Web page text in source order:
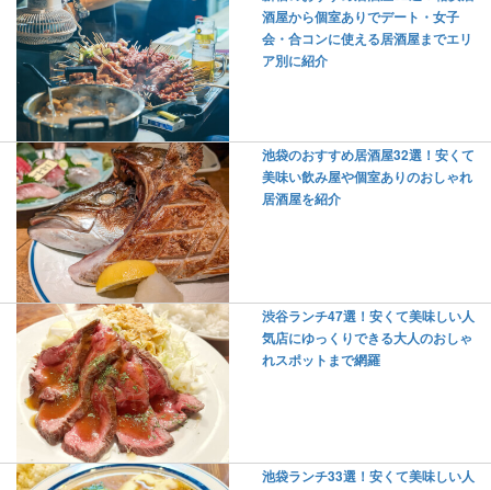
酒屋から個室ありでデート・女子
会・合コンに使える居酒屋までエリ
ア別に紹介
池袋のおすすめ居酒屋32選！安くて
美味い飲み屋や個室ありのおしゃれ
居酒屋を紹介
渋谷ランチ47選！安くて美味しい人
気店にゆっくりできる大人のおしゃ
れスポットまで網羅
池袋ランチ33選！安くて美味しい人